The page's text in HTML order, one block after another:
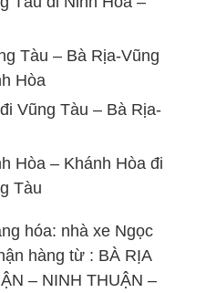
Tàu – Bà Rịa-Vũng
Hòa
Vũng Tàu – Bà Rịa-
Hòa – Khánh Hòa đi
Tàu
hóa: nhà xe Ngọc
hàng từ : BÀ RỊA
– NINH THUẬN –